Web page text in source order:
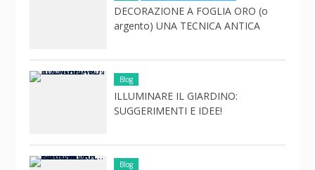
DECORAZIONE A FOGLIA ORO (o
argento) UNA TECNICA ANTICA
Blog
ILLUMINARE IL GIARDINO:
SUGGERIMENTI E IDEE!
Blog